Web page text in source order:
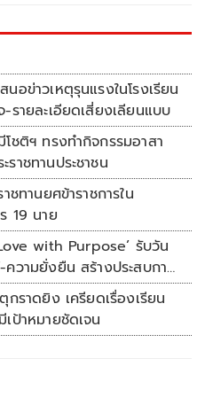
อข่าวเหตุรุนแรงในโรงเรียน
รายละเอียดเสี่ยงเลียนแบบ
โชติฯ ทรงทำกิจกรรมอาสา
าชทานประชาชน
ชทานยศข้าราชการใน
19 นาย
with Purpose’ รับวัน
วามยั่งยืน สร้างประสบกา
หมาย
กราดยิง เครียดเรื่องเรียน
ป้าหมายชัดเจน